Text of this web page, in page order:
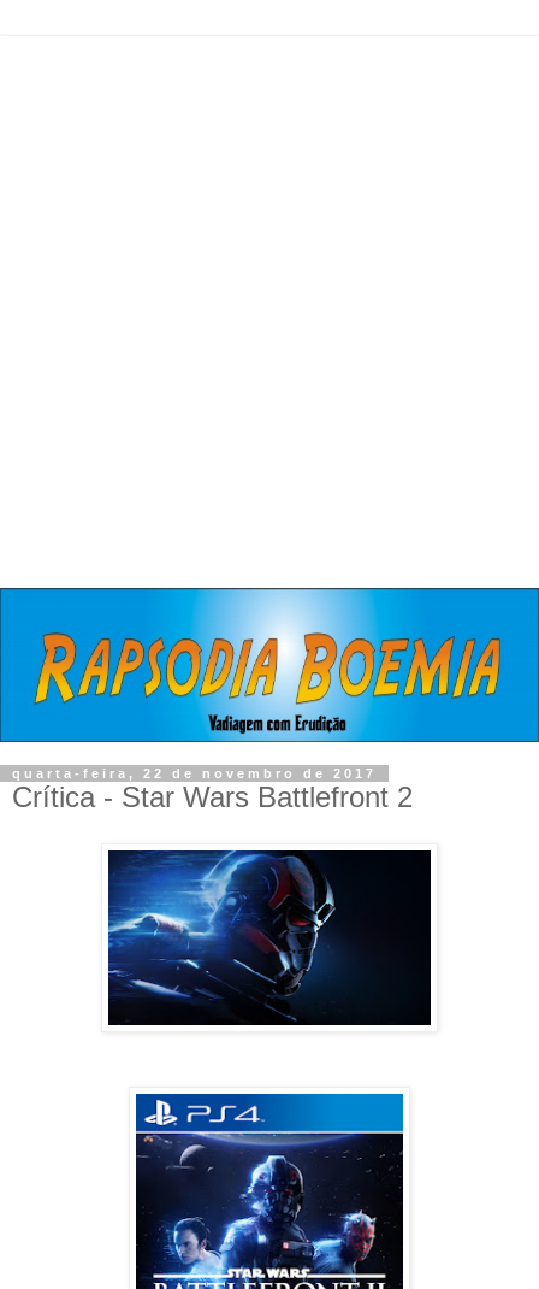
quarta-feira, 22 de novembro de 2017
Crítica - Star Wars Battlefront 2